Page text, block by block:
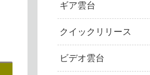
ギア雲台
クイックリリース
ビデオ雲台